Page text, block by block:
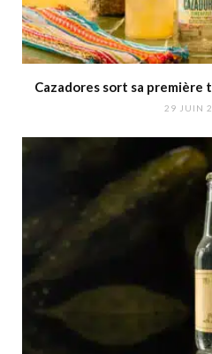
Cazadores sort sa première
29 JUIN